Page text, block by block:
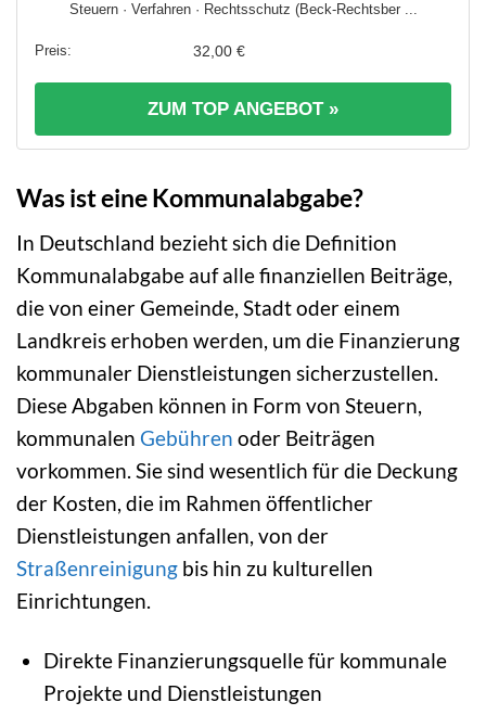
Steuern · Verfahren · Rechtsschutz (Beck-Rechtsber ...
32,00 €
ZUM TOP ANGEBOT »
Was ist eine Kommunalabgabe?
In Deutschland bezieht sich die Definition
Kommunalabgabe auf alle finanziellen Beiträge,
die von einer Gemeinde, Stadt oder einem
Landkreis erhoben werden, um die Finanzierung
kommunaler Dienstleistungen sicherzustellen.
Diese Abgaben können in Form von Steuern,
kommunalen Gebühren oder Beiträgen
vorkommen. Sie sind wesentlich für die Deckung
der Kosten, die im Rahmen öffentlicher
Dienstleistungen anfallen, von der
Straßenreinigung bis hin zu kulturellen
Einrichtungen.
Direkte Finanzierungsquelle für kommunale
Projekte und Dienstleistungen